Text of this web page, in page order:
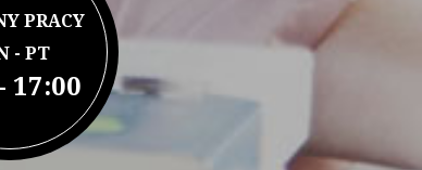
PRACY
- PT
17:00